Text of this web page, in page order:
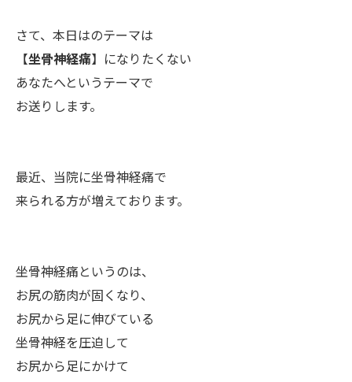
さて、本日はのテーマは
【坐骨神経痛】になりたくない
あなたへというテーマで
お送りします。
最近、当院に坐骨神経痛で
来られる方が増えております。
坐骨神経痛というのは、
お尻の筋肉が固くなり、
お尻から足に伸びている
坐骨神経を圧迫して
お尻から足にかけて